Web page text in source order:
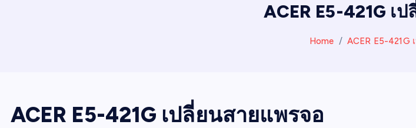
ACER E5-421G เ
Home ACER E5-421G
ACER E5-421G เปลี่ยนสายแพรจอ